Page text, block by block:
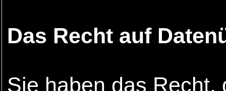
Das Recht auf
Sie haben das Recht,